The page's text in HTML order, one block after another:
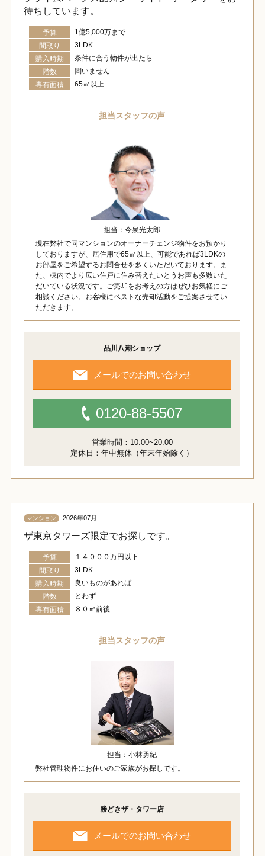
待ちしています。
予算
1億5,000万まで
間取り
3LDK
購入時期
条件に合う物件が出たら
階数
問いません
専有面積
65㎡以上
担当スタッフの声
担当：今泉光太郎
現在弊社で同マンションのオーナーチェンジ物件をお預かり
しておりますが、居住用で65㎡以上、可能であれば3LDKの
お部屋をご希望するお問合せを多くいただいております。ま
た、棟内でより広い住戸に住み替えたいとうお声も多数いた
だいている状況です。ご売却をお考えの方はぜひお気軽にご
相談ください。お客様にベストな売却活動をご提案させてい
ただきます。
品川八潮ショップ
メールでのお問い合わせ
0120-88-5507
営業時間：10:00~20:00
定休日：年中無休（年末年始除く）
マンション 2026年07月
ザ東京タワーズ限定でお探しです。
予算
１４０００万円以下
間取り
3LDK
購入時期
良いものがあれば
階数
とわず
専有面積
８０㎡前後
担当スタッフの声
担当：小林勇紀
弊社管理物件にお住いのご家族がお探しです。
勝どきザ・タワー店
メールでのお問い合わせ